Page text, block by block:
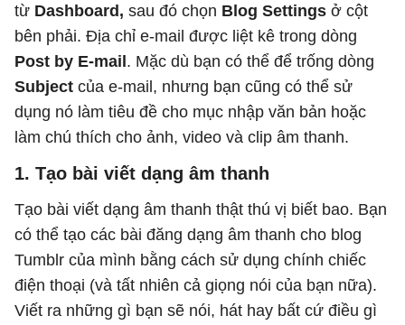
từ Dashboard, sau đó chọn Blog Settings ở cột
bên phải. Địa chỉ e-mail được liệt kê trong dòng
Post by E-mail. Mặc dù bạn có thể để trống dòng
Subject của e-mail, nhưng bạn cũng có thể sử
dụng nó làm tiêu đề cho mục nhập văn bản hoặc
làm chú thích cho ảnh, video và clip âm thanh.
1. Tạo bài viết dạng âm thanh
Tạo bài viết dạng âm thanh thật thú vị biết bao. Bạn
có thể tạo các bài đăng dạng âm thanh cho blog
Tumblr của mình bằng cách sử dụng chính chiếc
điện thoại (và tất nhiên cả giọng nói của bạn nữa).
Viết ra những gì bạn sẽ nói, hát hay bất cứ điều gì